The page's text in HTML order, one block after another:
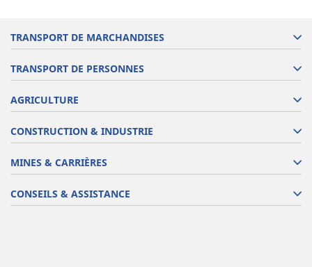
TRANSPORT DE MARCHANDISES
TRANSPORT DE PERSONNES
AGRICULTURE
CONSTRUCTION & INDUSTRIE
MINES & CARRIÈRES
CONSEILS & ASSISTANCE